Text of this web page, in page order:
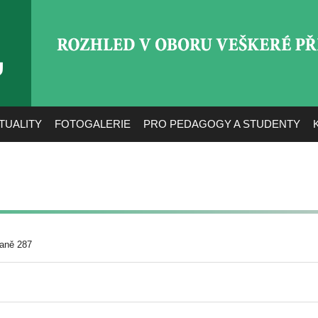
FOTOGALERIE PRO PEDAGOGY A STUDENTY
287